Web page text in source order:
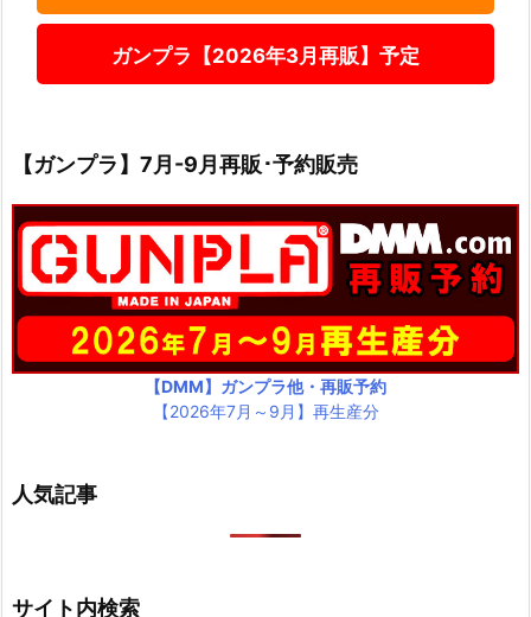
ガンプラ【2026年3月再販】予定
【ガンプラ】7月-9月再販･予約販売
【DMM】ガンプラ他・再販予約
【2026年7月～9月】再生産分
人気記事
サイト内検索